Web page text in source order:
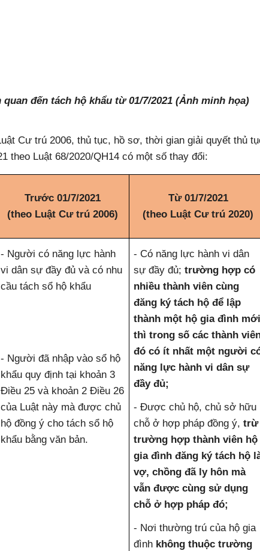
đến tách hộ khẩu từ 01/7/2021 (Ảnh minh họa)
Cư trú 2006, thủ tục, hồ sơ, thời gian giải quyết thủ
theo Luật 68/2020/QH14 có một số thay đổi:
Trước 01/7/2021
(theo Luật Cư trú 2006)
Từ 01/7/2021
(theo Luật Cư trú 2020)
- Người có năng lực hành
vi dân sự đầy đủ và có nhu
cầu tách sổ hộ khẩu
- Người đã nhập vào sổ hộ
khẩu quy định tại khoản 3
Điều 25 và khoản 2 Điều 26
của Luật này mà được chủ
hộ đồng ý cho tách sổ hộ
khẩu bằng văn bản.
- Có năng lực hành vi dân
sự đầy đủ;trường hợp có
nhiều thành viên cùng
đăng ký tách hộ để lập
thành một hộ gia đình mới
thì trong số các thành
đó có ít nhất một người
năng lực hành vi dân sự
đầy đủ;
- Được chủ hộ, chủ sở hữu
chỗ ở hợp pháp đồng ý,trừ
trường hợp thành viên hộ
gia đình đăng ký tách hộ
vợ, chồng đã ly hôn mà
vẫn được cùng sử dụng
chỗ ở hợp pháp đó;
- Nơi thường trú của hộ gia
đình không thuộc trường